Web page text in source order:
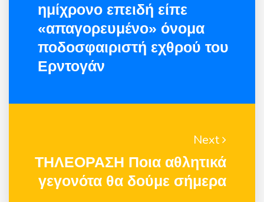
ημίχρονο επειδή είπε
«απαγορευμένο» όνομα
ποδοσφαιριστή εχθρού του
Ερντογάν
Next
ΤΗΛΕΟΡΑΣΗ Ποια αθλητικά
γεγονότα θα δούμε σήμερα